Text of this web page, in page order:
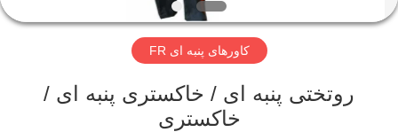
تور
کاورهای پنبه ای FR
روتختی پنبه ای / خاکستری پنبه ای /
خاکستری